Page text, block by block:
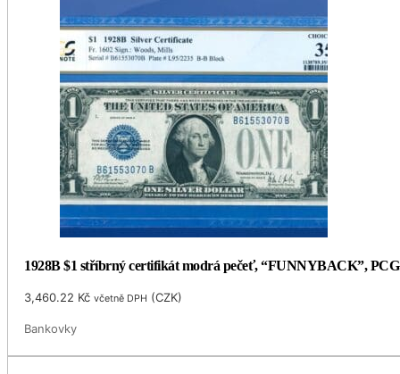
1928B $1 stříbrný certifikát modrá pečeť, “FUNNYBACK”,
3,460.22 Kč včetně DPH (CZK)
Bankovky